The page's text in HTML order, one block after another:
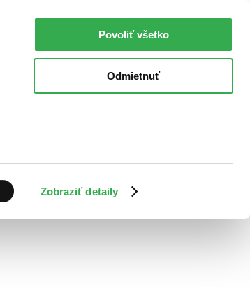
Zobraziť detaily
Povoliť všetko
Odmietnuť